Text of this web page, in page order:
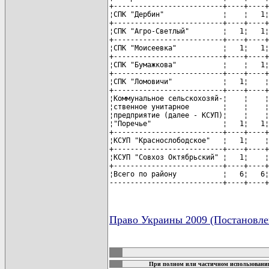
+--------------------------+----+----
¦СПК "Дербин"              ¦    ¦
+--------------------------+----+----
¦СПК "Агро-Светлый"        ¦   1¦
+--------------------------+----+----
¦СПК "Моисеевка"           ¦   1¦
+--------------------------+----+----
¦СПК "Бумажкова"           ¦    ¦
+--------------------------+----+----
¦СПК "Ломовичи"            ¦   1¦
+--------------------------+----+----
¦Коммунальное сельскохозяй-¦
¦ственное унитарное        ¦
¦предприятие (далее - КСУП)¦
¦"Поречье"                 ¦   1¦
+--------------------------+----+----
¦КСУП "Краснослободское"   ¦
+--------------------------+----+----
¦КСУП "Совхоз Октябрьский" ¦
+--------------------------+----+----
¦Всего по району           ¦   6¦
---------------------------+----+----
Право Украины 2009
При полном или частичном